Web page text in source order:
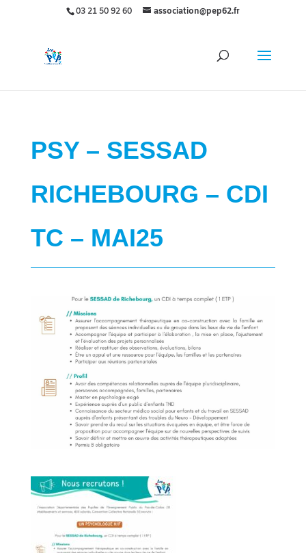
03 21 50 92 60 association@pep62.fr
PSY – SESSAD
RICHEBOURG – CDI
TC – MAI25